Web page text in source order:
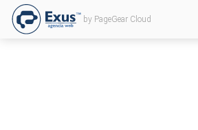
by PageGear Cloud